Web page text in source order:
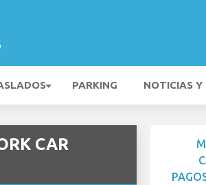
PARKING NOTICIAS Y
CAR